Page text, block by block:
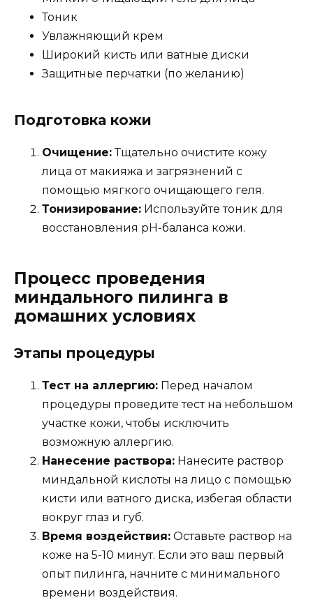
Тоник
Увлажняющий крем
Широкий кисть или ватные диски
Защитные перчатки (по желанию)
Подготовка кожи
Очищение:Тщательно очистите кожу
лица от макияжа и загрязнений с
помощью мягкого очищающего геля.
Тонизирование: Используйте тоник для
восстановления pH-баланса кожи.
Процесс проведения
миндального пилинга в
домашних условиях
Этапы процедуры
Тест на аллергию: Перед началом
процедуры проведите тест на небольшом
участке кожи, чтобы исключить
возможную аллергию.
Нанесение раствора: Нанесите раствор
миндальной кислоты на лицо с помощью
кисти или ватного диска, избегая области
вокруг глаз и губ.
Время воздействия: Оставьте раствор на
коже на 5-10 минут. Если это ваш первый
опыт пилинга, начните с минимального
времени воздействия.